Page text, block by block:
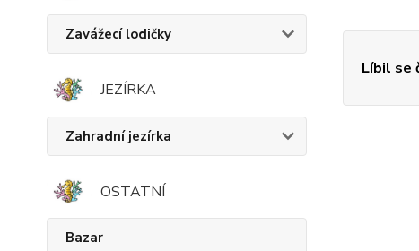
Zavážecí lodičky
JEZÍRKA
Zahradní jezírka
OSTATNÍ
Bazar
Líbil se